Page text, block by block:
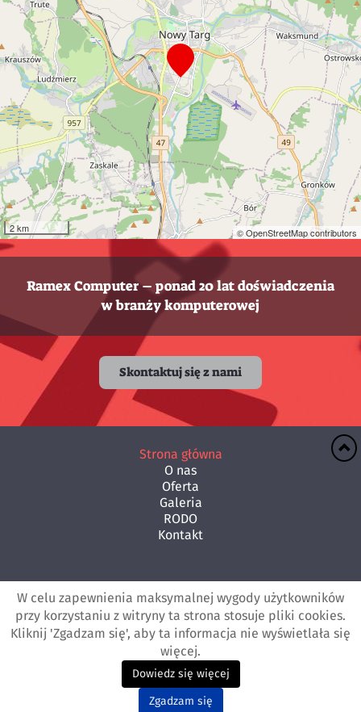
2 km © OpenStreetMap contributors
Ramex Computer – ponad 20 lat doświadczenia
w branży komputerowej
Skontaktuj się z nami
Strona główna
O nas
Oferta
Galeria
RODO
Kontakt
Kontakt
+48 18 264 82 34
e-mail: ramex@ramex.net.pl
Wszelkie prawa zastrzeżone.
Panorama Firm © 2019
© 2019 Projekt i realizacjaPanorama Firm
W celu zapewnienia maksymalnej wygody użytkowników
przy korzystaniu z witryny ta strona stosuje pliki cookies.
Kliknij 'Zgadzam się', aby ta informacja nie wyświetlała się
więcej.
Dowiedz się więcej
Zgadzam się